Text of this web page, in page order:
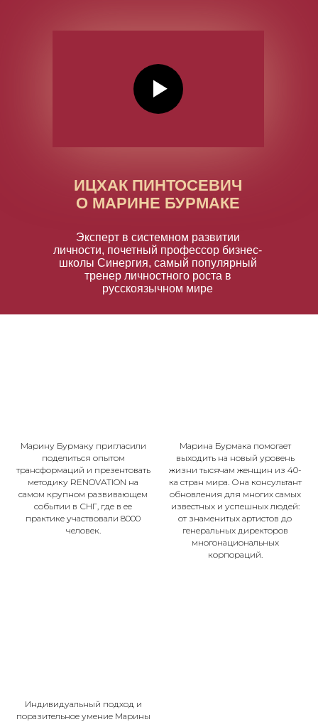
Эксперт в системном развитии
личности, почетный профессор бизнес-
школы Синергия, самый популярный
тренер личностного роста в
русскоязычном мире
ИЦХАК ПИНТОСЕВИЧ
О МАРИНЕ БУРМАКЕ
Марину Бурмаку пригласили
поделиться опытом
трансформаций и презентовать
методику RENOVATION на
самом крупном развивающем
событии в СНГ, где в ее
практике участвовали 8000
человек.
Марина Бурмака помогает
выходить на новый уровень
жизни тысячам женщин из 40-
ка стран мира. Она консультант
обновления для многих самых
известных и успешных людей:
от знаменитых артистов до
генеральных директоров
многонациональных
корпораций.
Индивидуальный подход и
поразительное умение Марины